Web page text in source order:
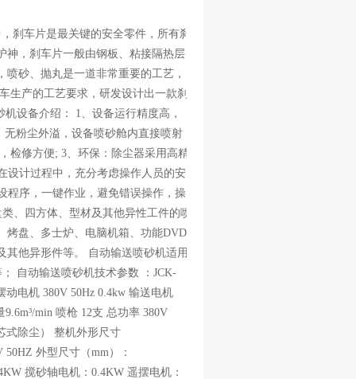
刹车片是最关键的安全零件，所有刹
神，刹车片一般由钢板、粘接隔热层
砂、抛丸是一道非常重要的工艺，
生产的工艺要求，研发设计出一款刹
设备介绍： 1、设备运行精度高，
粉尘外溢，设备喷砂舱内直接喷射
检修方便; 3、环保：除尘器采用高精
设计过程中，充分考虑操作人员的安
程序，一键作业，避免错误操作，操
、四方体、型材及其他异性工件的喷
烤盘、多士炉、电脑机箱、功能DVD
其他异形件等。 自动输送喷砂机适用
自动输送喷砂机技术参数 ：JCK-
动电机 380V 50Hz 0.4kw 输送电机
min 喷枪 12支 总功率 380V
式除尘） 整机外形尺寸
外型尺寸（mm）：
搅砂轴电机：0.4KW 遥摆电机：